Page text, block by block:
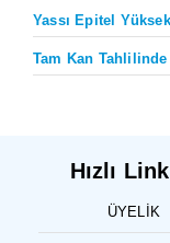
Yassı Epitel
Tam Kan Tahlilinde
Hızlı
ÜYELIK